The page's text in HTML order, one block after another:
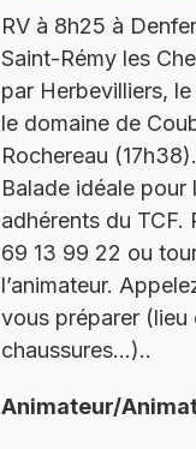
RV à 8h25 à
Saint-Rémy les
par Herbevilliers,
le domaine de
Rochereau (17h38).
Balade idéale
adhérents du TCF.
69 13 99 22 ou
l’animateur.
vous préparer (lieu
chaussures…)..
Animateur/